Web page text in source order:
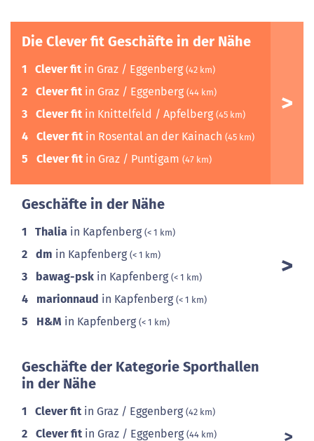
Die Clever fit Geschäfte in der Nähe
1 Clever fit in Graz / Eggenberg (42 km)
2 Clever fit in Graz / Eggenberg (44 km)
3 Clever fit in Knittelfeld / Apfelberg (45 km)
4 Clever fit in Rosental an der Kainach (45 km)
5 Clever fit in Graz / Puntigam (47 km)
Geschäfte in der Nähe
1 Thalia in Kapfenberg (< 1 km)
2 dm in Kapfenberg (< 1 km)
3 bawag-psk in Kapfenberg (< 1 km)
4 marionnaud in Kapfenberg (< 1 km)
5 H&M in Kapfenberg (< 1 km)
Geschäfte der Kategorie Sporthallen
in der Nähe
1 Clever fit in Graz / Eggenberg (42 km)
2 Clever fit in Graz / Eggenberg (44 km)